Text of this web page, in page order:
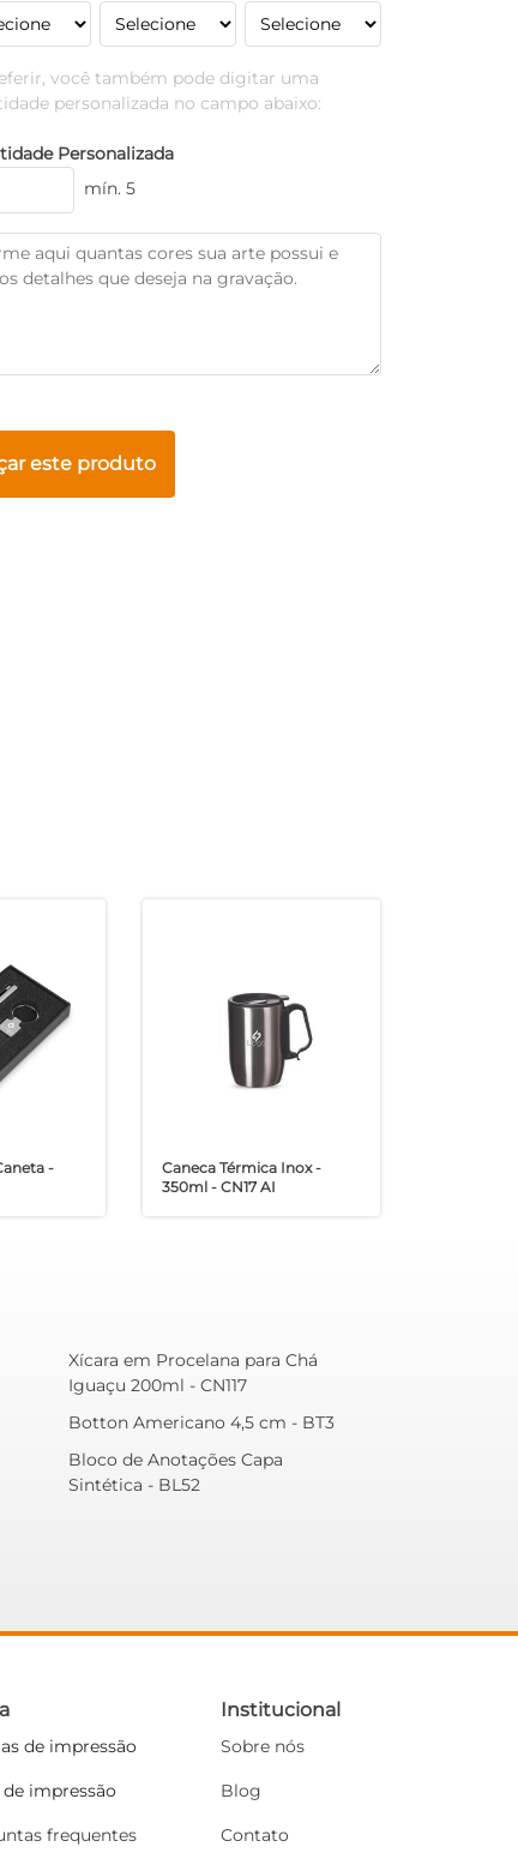
você também pode digitar uma
personalizada no campo abaixo:
Personalizada
mín. 5
este produto
-
Caneca Térmica Inox -
350ml - CN17 AI
Xícara em Procelana para Chá
Iguaçu 200ml - CN117
Botton Americano 4,5 cm - BT3
Bloco de Anotações Capa
Sintética - BL52
de impressão
de impressão
frequentes
Institucional
Sobre nós
Blog
Contato